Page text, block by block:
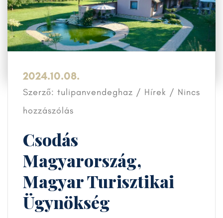
2024.10.08.
Szerző: tulipanvendeghaz / Hírek / Nincs
hozzászólás
Csodás
Magyarország,
Magyar Turisztikai
Ügynökség